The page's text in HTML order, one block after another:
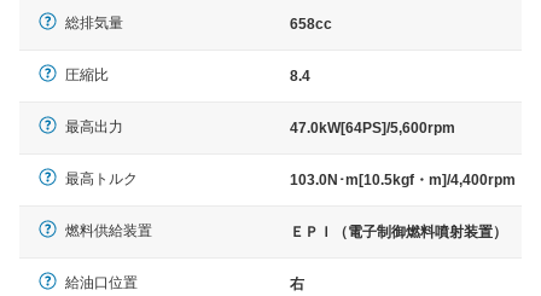
総排気量 658cc
圧縮比 8.4
最高出力 47.0kW[64PS]/5,600rpm
最高トルク 103.0N･m[10.5kgf・m]/4,400rpm
燃料供給装置 ＥＰＩ（電子制御燃料噴射装置）
給油口位置 右